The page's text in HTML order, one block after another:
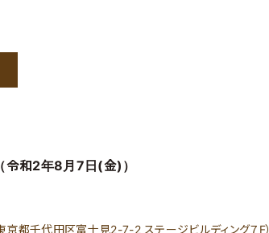
令和2年8月7日(金)）
都千代田区富士見2-7-2 ステージビルディング７F）